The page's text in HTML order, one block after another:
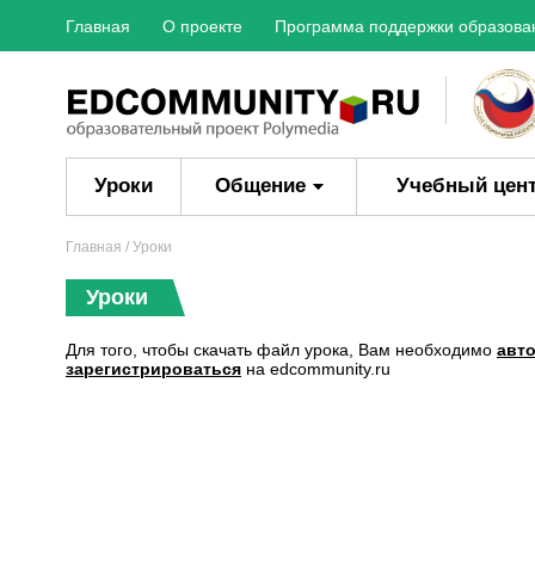
Главная О проекте Программа поддержки
Уроки Общение Учебный
Главная / Уроки
Уроки
Для того, чтобы скачать файл урока, Вам необходимо
зарегистрироваться на edcommunity.ru